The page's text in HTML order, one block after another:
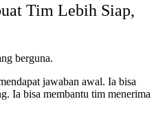
Tim Lebih Siap,
berguna.
jawaban awal. Ia bisa
Ia bisa membantu tim menerima